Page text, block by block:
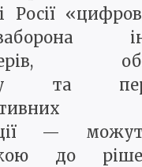
Росії
та
—
до